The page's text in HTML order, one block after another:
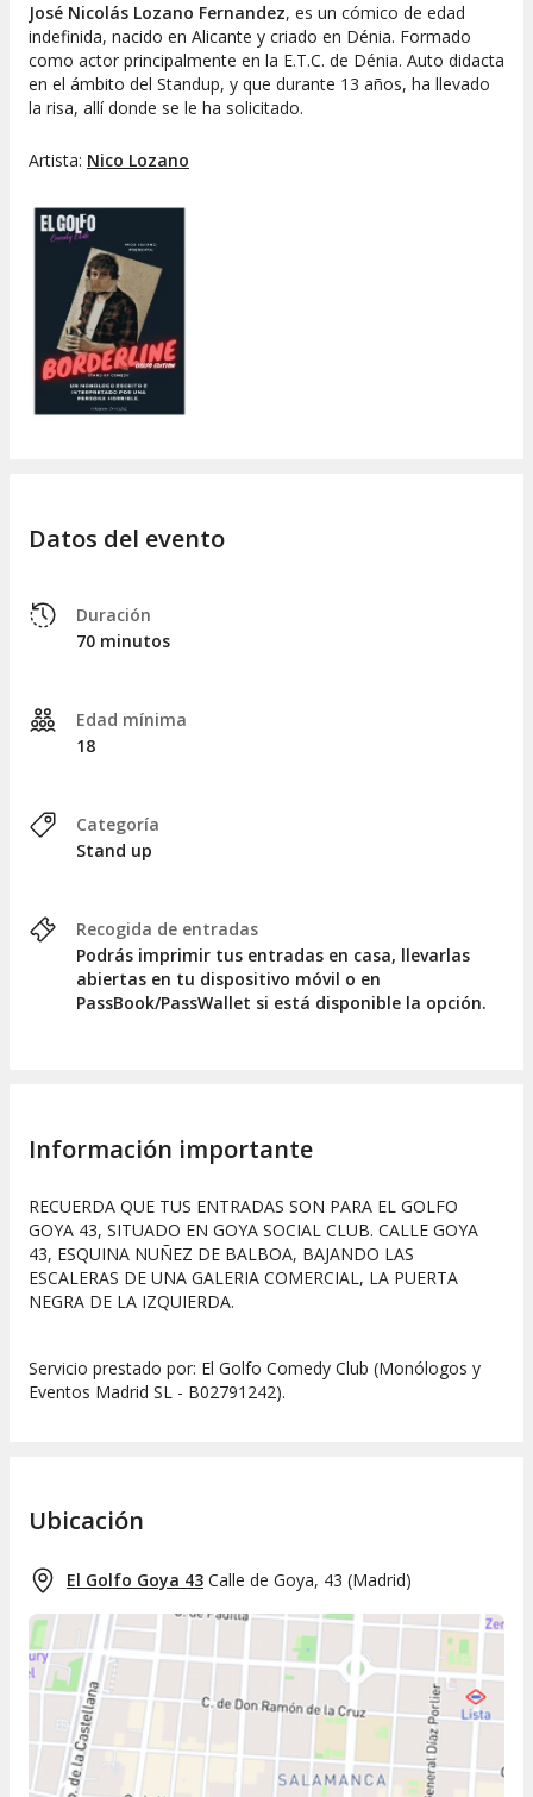
José Nicolás Lozano Fernandez, es un cómico de edad
indefinida, nacido en Alicante y criado en Dénia. Formado
como actor principalmente en la E.T.C. de Dénia. Auto didacta
en el ámbito del Standup, y que durante 13 años, ha llevado
la risa, allí donde se le ha solicitado.
Artista: Nico Lozano
Datos del evento
Duración
70 minutos
Edad mínima
18
Categoría
Stand up
Recogida de entradas
Podrás imprimir tus entradas en casa, llevarlas
abiertas en tu dispositivo móvil o en
PassBook/PassWallet si está disponible la opción.
Información importante
RECUERDA QUE TUS ENTRADAS SON PARA EL GOLFO
GOYA 43, SITUADO EN GOYA SOCIAL CLUB. CALLE GOYA
43, ESQUINA NUÑEZ DE BALBOA, BAJANDO LAS
ESCALERAS DE UNA GALERIA COMERCIAL, LA PUERTA
NEGRA DE LA IZQUIERDA.
Servicio prestado por: El Golfo Comedy Club (Monólogos y
Eventos Madrid SL - B02791242).
Ubicación
El Golfo Goya 43 Calle de Goya, 43 (Madrid)